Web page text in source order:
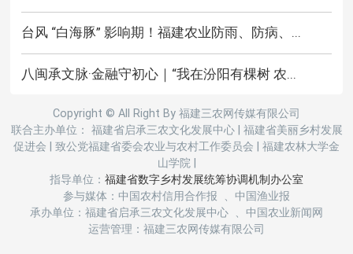
台风 “白海豚” 影响期！福建农业防雨、防病、...
八闽承文脉·金融守初心｜“我在汾阳有棵树 农...
Copyright © All Right By 福建三农网传媒有限公司
联合主办单位： 福建省启承三农文化发展中心
福建省美丽乡村发展
促进会
致公党福建省委会农业与农村工作委员会
福建农林大学金
山学院
指导单位： 福建省数字乡村发展统筹协调机制办公室
参与媒体：中国农村信用合作报 、中国渔业报
承办单位：福建省启承三农文化发展中心 、中国农业新闻网
运营管理：福建三农网传媒有限公司